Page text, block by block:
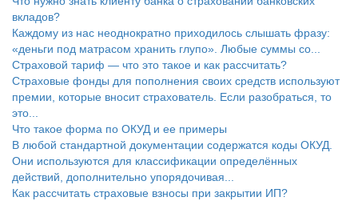
вкладов?
Каждому из нас неоднократно приходилось слышать фразу:
«деньги под матрасом хранить глупо». Любые суммы со...
Страховой тариф — что это такое и как рассчитать?
Страховые фонды для пополнения своих средств используют
премии, которые вносит страхователь. Если разобраться, то
это...
Что такое форма по ОКУД и ее примеры
В любой стандартной документации содержатся коды ОКУД.
Они используются для классификации определённых
действий, дополнительно упорядочивая...
Как рассчитать страховые взносы при закрытии ИП?